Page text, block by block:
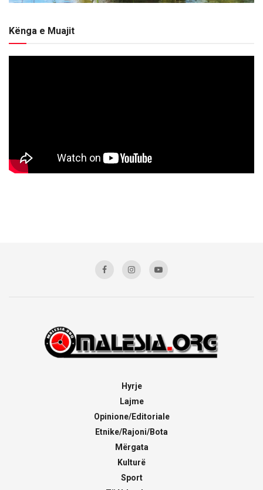
Kënga e Muajit
Hyrje
Lajme
Opinione/Editoriale
Etnike/Rajoni/Bota
Mërgata
Kulturë
Sport